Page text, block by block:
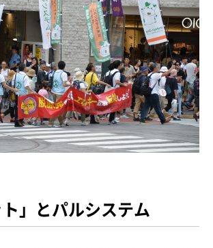
ト」とパルシステム